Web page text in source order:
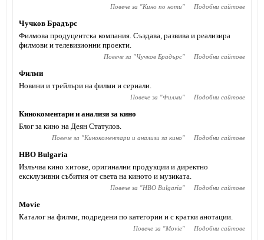
Повече за "Кино по ноти" Подобни сайтове
Чучков Брадърс
Филмова продуцентска компания. Създава, развива и реализира
филмови и телевизионни проекти.
Повече за "Чучков Брадърс" Подобни сайтове
Филми
Новини и трейлъри на филми и сериали.
Повече за "Филми" Подобни сайтове
Кинокоментари и анализи за кино
Блог за кино на Деян Статулов.
Повече за "Кинокоментари и анализи за кино" Подобни сайтове
HBO Bulgaria
Излъчва кино хитове, оригинални продукции и директно
ексклузивни събития от света на киното и музиката.
Повече за "HBO Bulgaria" Подобни сайтове
Movie
Каталог на филми, подредени по категории и с кратки анотации.
Повече за "Movie" Подобни сайтове